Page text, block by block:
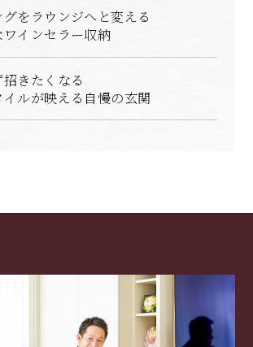
グをラウンジへと変える
ワインセラー収納
きたくなる
イルが映える自慢の玄関